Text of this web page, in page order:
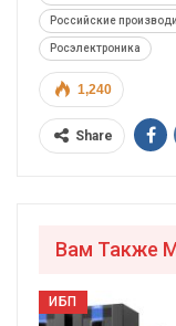
Российские
Росэлектроника
1,240
Share
Вам Также
ИБП